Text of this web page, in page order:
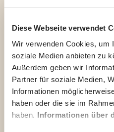
Diese Webseite verwendet
Wir verwenden Cookies, um
soziale Medien anbieten zu
Außerdem geben wir
Partner für soziale Medien,
Informationen
haben oder die sie im
haben. Informationen über